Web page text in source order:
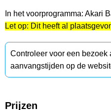
In het voorprogramma: Akari
Let op: Dit heeft al
Controleer voor een bezoek
aanvangstijden op de
Prijzen